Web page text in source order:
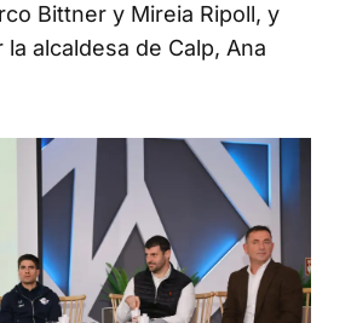
Bittner y Mireia Ripoll, y
alcaldesa de Calp, Ana